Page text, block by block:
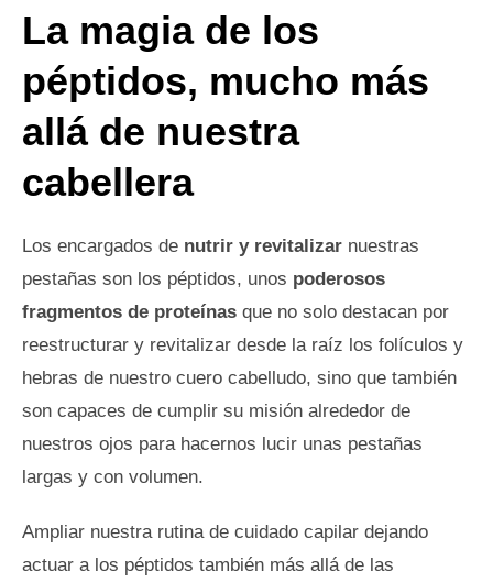
La magia de los
péptidos, mucho más
allá de nuestra
cabellera
Los encargados de nutrir y revitalizar nuestras
pestañas son los péptidos, unos poderosos
fragmentos de proteínas que no solo destacan por
reestructurar y revitalizar desde la raíz los folículos y
hebras de nuestro cuero cabelludo, sino que también
son capaces de cumplir su misión alrededor de
nuestros ojos para hacernos lucir unas pestañas
largas y con volumen.
Ampliar nuestra rutina de cuidado capilar dejando
actuar a los péptidos también más allá de las